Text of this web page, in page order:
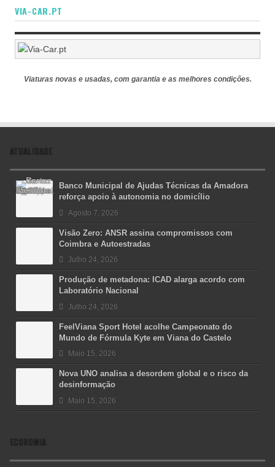
VIA-CAR.PT
Viaturas novas e usadas, com garantia e as melhores condições.
ATUALIDADE
Banco Municipal de Ajudas Técnicas da Amadora
reforça apoio à autonomia no domicílio
Agosto 7, 2026
Visão Zero: ANSR assina compromissos com
Coimbra e Autoestradas
Julho 24, 2026
Produção de metadona: ICAD alarga acordo com
Laboratório Nacional
Julho 24, 2026
FeelViana Sport Hotel acolhe Campeonato do
Mundo de Fórmula Kyte em Viana do Castelo
Maio 15, 2026
Nova UNO analisa a desordem global e o risco da
desinformação
Maio 15, 2026
ECONOMIA